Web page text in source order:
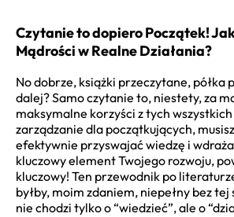
Czytanie to dopiero Początek!
Mądrości w Realne Działania?
No dobrze, książki przeczytane, półka
dalej? Samo czytanie to, niestety, za
maksymalne korzyści z tych
zarządzanie dla początkujących,
efektywnie przyswajać wiedzę i
kluczowy element Twojego rozwoju,
kluczowy! Ten przewodnik po
byłby, moim zdaniem, niepełny bez
nie chodzi tylko o “wiedzieć”, ale o